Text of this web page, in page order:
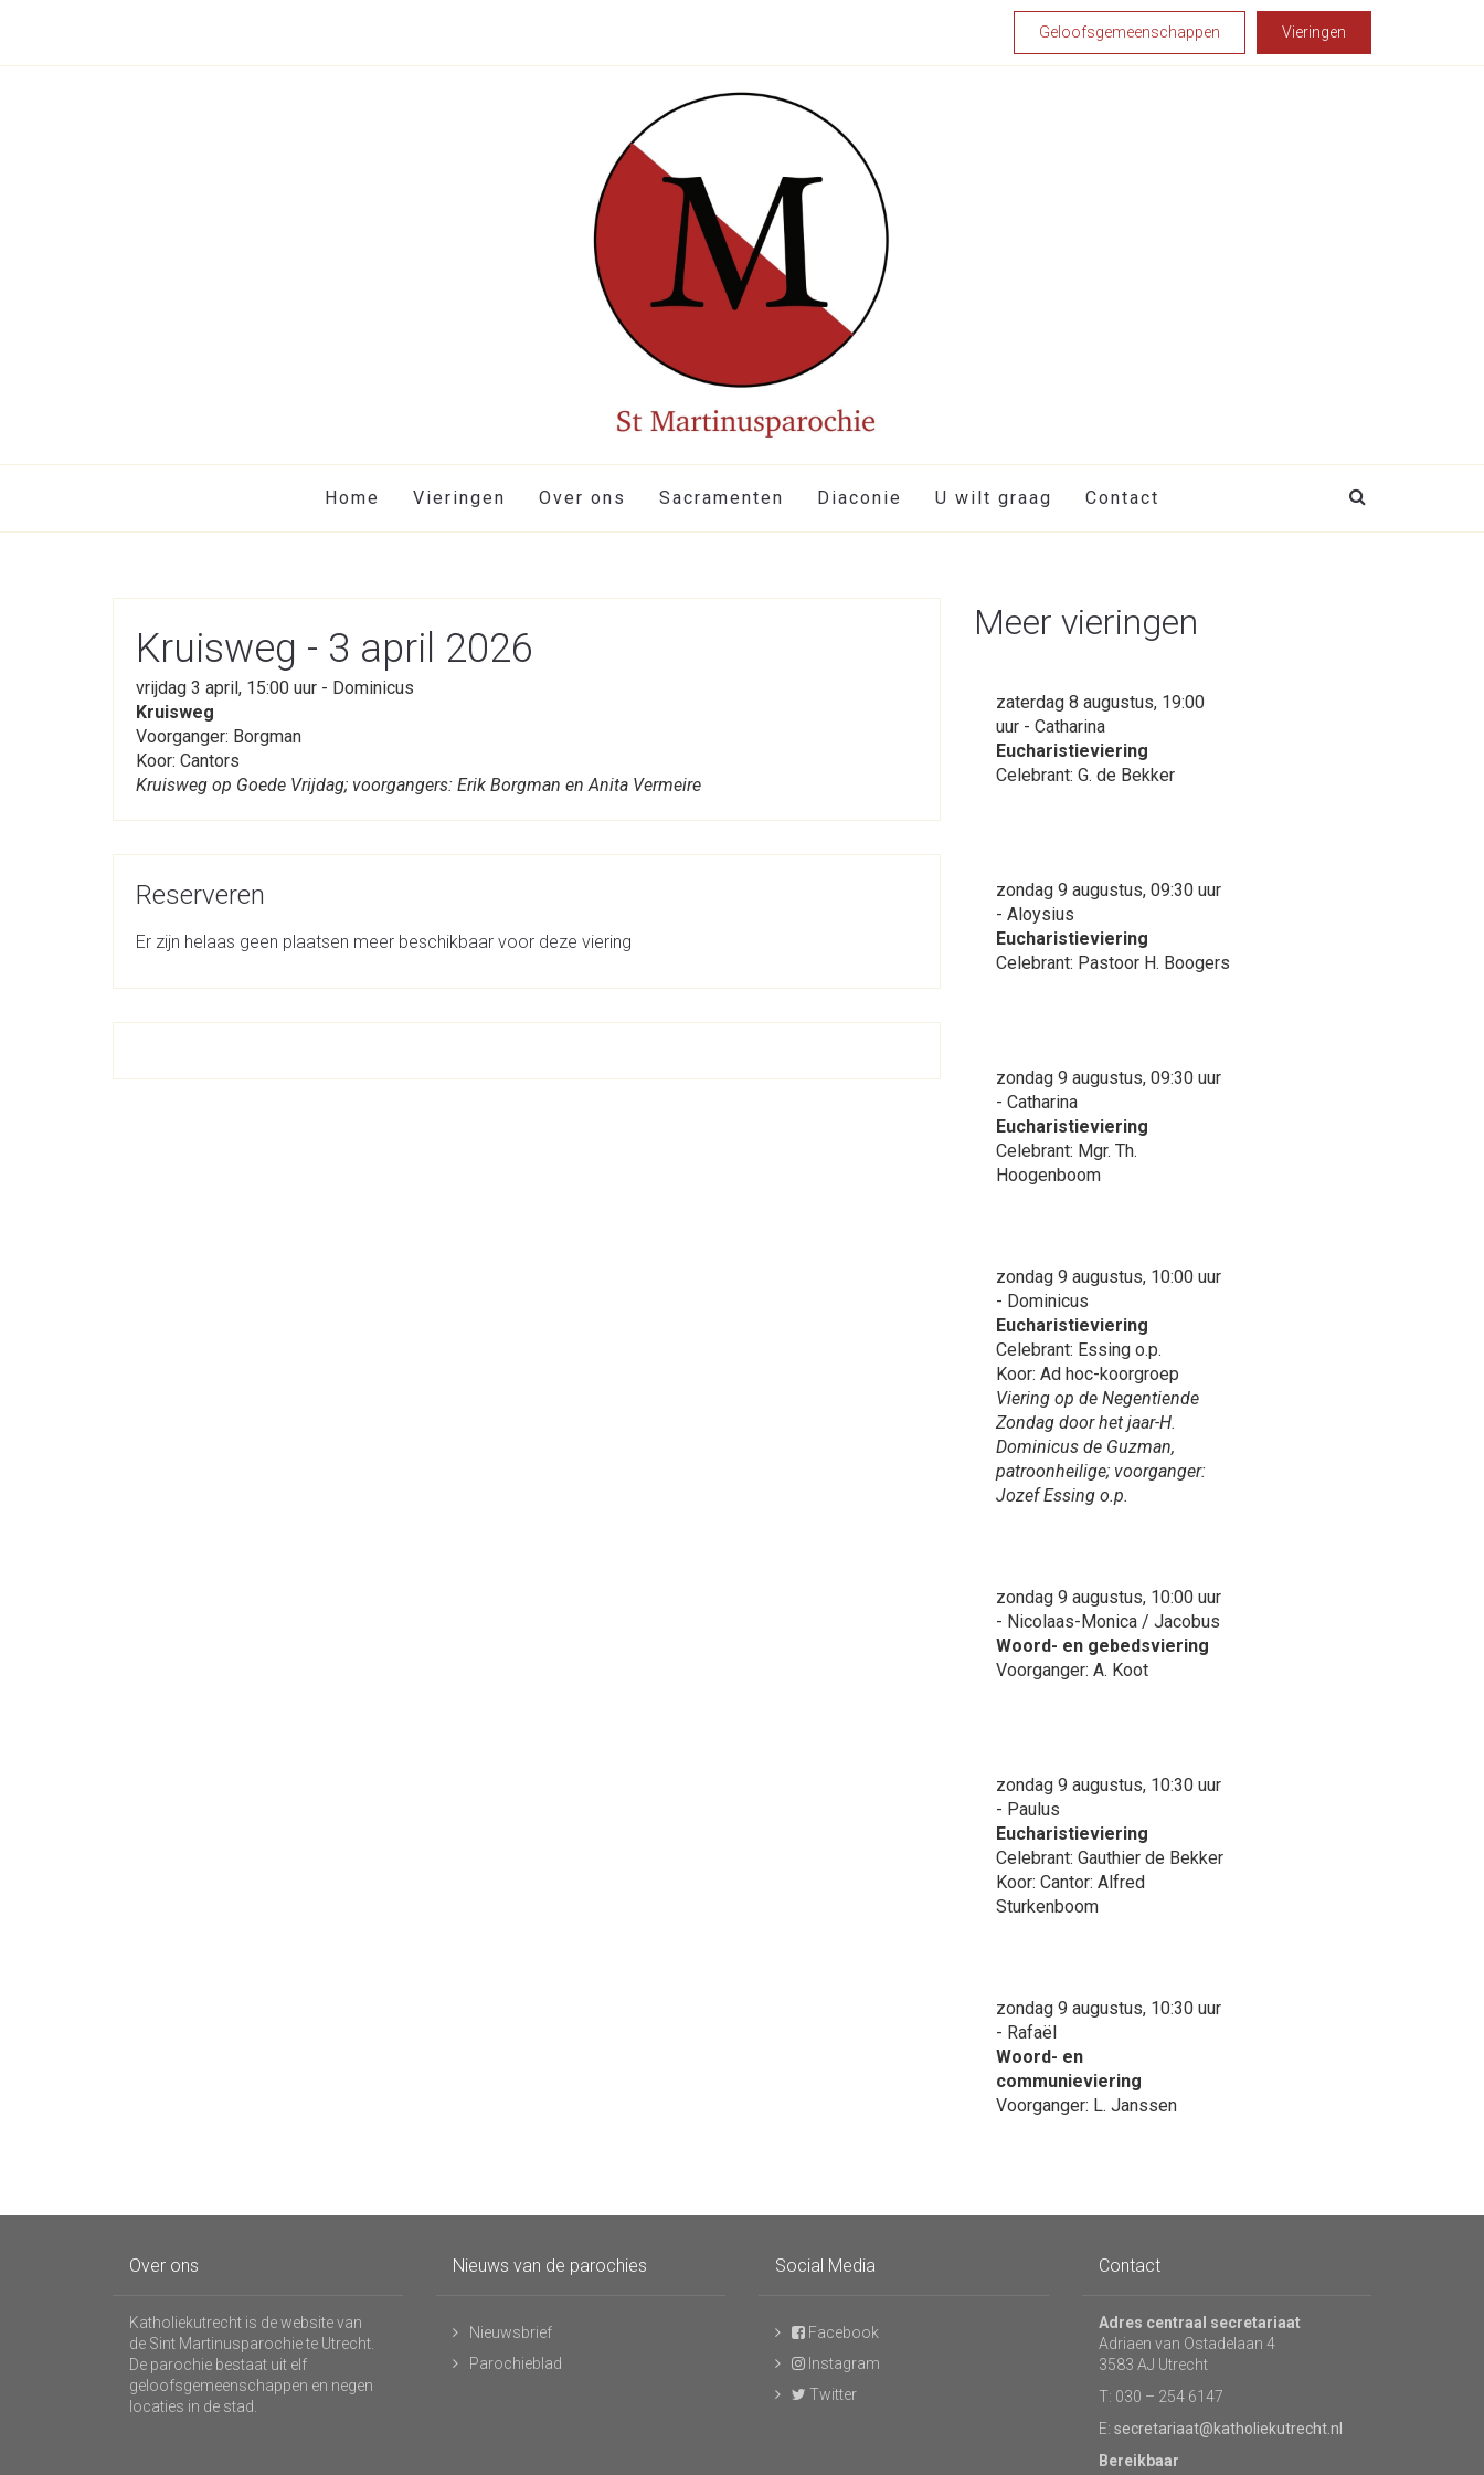
Geloofsgemeenschappen Vieringen
Home Vieringen Over ons Sacramenten Diaconie U wilt graag Contact
Kruisweg - 3 april 2026
vrijdag 3 april, 15:00 uur - Dominicus
Kruisweg
Voorganger: Borgman
Koor: Cantors
Kruisweg op Goede Vrijdag; voorgangers: Erik Borgman en Anita Vermeire
Reserveren
Er zijn helaas geen plaatsen meer beschikbaar voor deze viering
Meer vieringen
zaterdag 8 augustus, 19:00
uur - Catharina
Eucharistieviering
Celebrant: G. de Bekker
zondag 9 augustus, 09:30 uur
- Aloysius
Eucharistieviering
Celebrant: Pastoor H. Boogers
zondag 9 augustus, 09:30 uur
- Catharina
Eucharistieviering
Celebrant: Mgr. Th.
Hoogenboom
zondag 9 augustus, 10:00 uur
- Dominicus
Eucharistieviering
Celebrant: Essing o.p.
Koor: Ad hoc-koorgroep
Viering op de Negentiende
Zondag door het jaar-H.
Dominicus de Guzman,
patroonheilige; voorganger:
Jozef Essing o.p.
zondag 9 augustus, 10:00 uur
- Nicolaas-Monica / Jacobus
Woord- en gebedsviering
Voorganger: A. Koot
zondag 9 augustus, 10:30 uur
- Paulus
Eucharistieviering
Celebrant: Gauthier de Bekker
Koor: Cantor: Alfred
Sturkenboom
zondag 9 augustus, 10:30 uur
- Rafaël
Woord- en
communieviering
Voorganger: L. Janssen
Over ons
Katholiekutrecht is de website van
de Sint Martinusparochie te Utrecht.
De parochie bestaat uit elf
geloofsgemeenschappen en negen
locaties in de stad.
Nieuws van de parochies
Nieuwsbrief
Parochieblad
Social Media
Facebook
Instagram
Twitter
Contact
Adres centraal secretariaat
Adriaen van Ostadelaan 4
3583 AJ Utrecht
T: 030 – 254 6147
E: secretariaat@katholiekutrecht.nl
Bereikbaar